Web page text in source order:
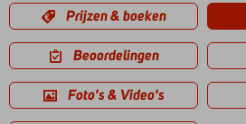
Prijzen & boeken
Beoordelingen
Foto's & Video's